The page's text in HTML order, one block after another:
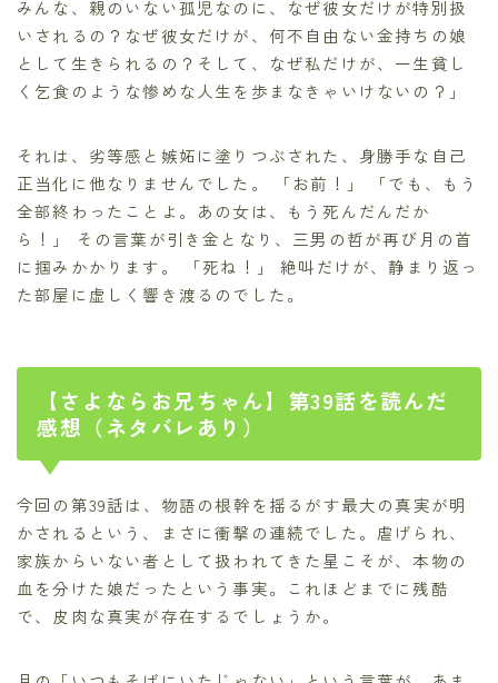
みんな、親のいない孤児なのに、なぜ彼女だけが特別扱
いされるの？なぜ彼女だけが、何不自由ない金持ちの娘
として生きられるの？そして、なぜ私だけが、一生貧し
く乞食のような惨めな人生を歩まなきゃいけないの？」
それは、劣等感と嫉妬に塗りつぶされた、身勝手な自己
正当化に他なりませんでした。 「お前！」 「でも、もう
全部終わったことよ。あの女は、もう死んだんだか
ら！」 その言葉が引き金となり、三男の哲が再び月の首
に掴みかかります。 「死ね！」 絶叫だけが、静まり返っ
た部屋に虚しく響き渡るのでした。
【さよならお兄ちゃん】第39話を読んだ
感想（ネタバレあり）
今回の第39話は、物語の根幹を揺るがす最大の真実が明
かされるという、まさに衝撃の連続でした。虐げられ、
家族からいない者として扱われてきた星こそが、本物の
血を分けた娘だったという事実。これほどまでに残酷
で、皮肉な真実が存在するでしょうか。